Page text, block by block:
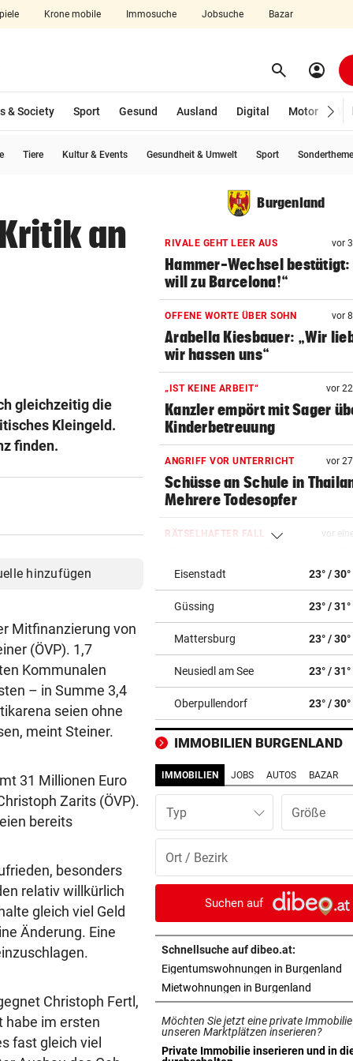
Krone mobile Immosuche Jobsuche Bazar
aufklappen search Suchen
account_circle
& Society Sport Gesund Ausland Digital Motor
Tiere Kultur & Events Gesundheit & Umwelt Sport
an
gleichzeitig die
Kleingeld.
finden.
hinzufügen
Mitfinanzierung von
(ÖVP). 1,7
Kommunalen
– in Summe 3,4
seien ohne
meint Steiner.
31 Millionen Euro
Zarits (ÖVP).
bereits
besonders
relativ willkürlich
gleich viel Geld
Änderung. Eine
Christoph Fertl,
habe im ersten
fast gleich viel
Burgenland
RIVALE GEHT LEER AUS vor
Hammer-Wechsel bestätigt:
will zu Barcelona!“
OFFENE WORTE ÜBER SOHN vor
Arabella Kiesbauer: „Wir
wir hassen uns“
„IST KEINE ARBEIT“ vor
Kanzler empört mit Sager
Kinderbetreuung
ANGRIFF VOR UNTERRICHT vor
Schüsse an Schule in
Mehrere Todesopfer
RÄTSELHAFTER FALL vor
entdeckt
DER SCHNEE GEHT AUS vor
Hitzewelle: Nächstes
Sommerskigebiet schließt
vor
Vermisstes Kätzchen-
wieder vereint
Zu wenig Wasser: Kanu-
erhebt Vorwürfe
Ansteckung gedroht
GAK-TRAINER BRENNT: vor
„Wir wollen unsere
ausbauen, egal wie!“
„NIX DAMIT ZU TUN“ vor
Tiroler WK-Chefin wegen
Kündigung vor Gericht
Eisenstadt 23° / 30°
Güssing 23° / 31°
Mattersburg 23° / 30°
Neusiedl am See 23° / 31°
Oberpullendorf 23° / 30°
IMMOBILIEN BURGENLAND
IMMOBILIEN JOBS AUTOS BAZAR
Typ
Suchen auf
Schnellsuche auf dibeo.at:
Eigentumswohnungen in Burgenland
Mietwohnungen in Burgenland
Möchten Sie jetzt eine private
unseren Marktplätzen inserieren?
Private Immobilie inserieren und in